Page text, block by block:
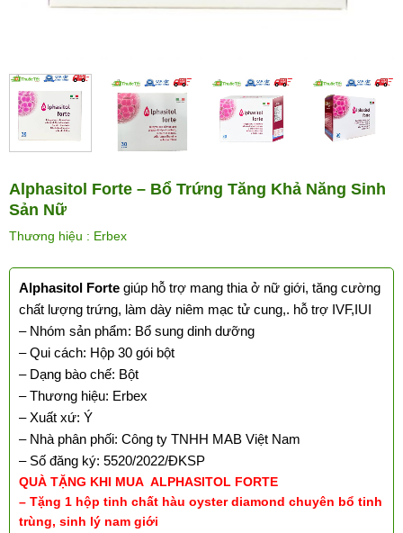
Alphasitol Forte – Bổ Trứng Tăng Khả Năng Sinh
Sản Nữ
Thương hiệu : Erbex
Alphasitol Forte giúp hỗ trợ mang thia ở nữ giới, tăng cường
chất lượng trứng, làm dày niêm mạc tử cung,. hỗ trợ IVF,IUI
– Nhóm sản phẩm: Bổ sung dinh dưỡng
– Qui cách: Hộp 30 gói bột
– Dạng bào chế: Bột
– Thương hiệu: Erbex
– Xuất xứ: Ý
– Nhà phân phối: Công ty TNHH MAB Việt Nam
– Số đăng ký: 5520/2022/ĐKSP
QUÀ TẶNG KHI MUA ALPHASITOL FORTE
– Tặng 1 hộp tinh chất hàu oyster diamond chuyên bổ tinh
trùng, sinh lý nam giới